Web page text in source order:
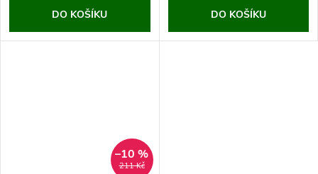
DO KOŠÍKU DO KOŠÍKU
211 Kč
–10 %